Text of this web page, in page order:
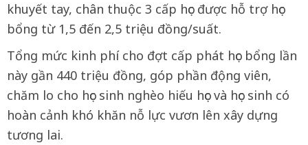
khuyết tay, chân thuộc 3 cấp học được hỗ trợ học
bổng từ 1,5 đến 2,5 triệu đồng/suất.
Tổng mức kinh phí cho đợt cấp phát học bổng lần
này gần 440 triệu đồng, góp phần động viên,
chăm lo cho học sinh nghèo hiếu học và học sinh có
hoàn cảnh khó khăn nỗ lực vươn lên xây dựng
tương lai.